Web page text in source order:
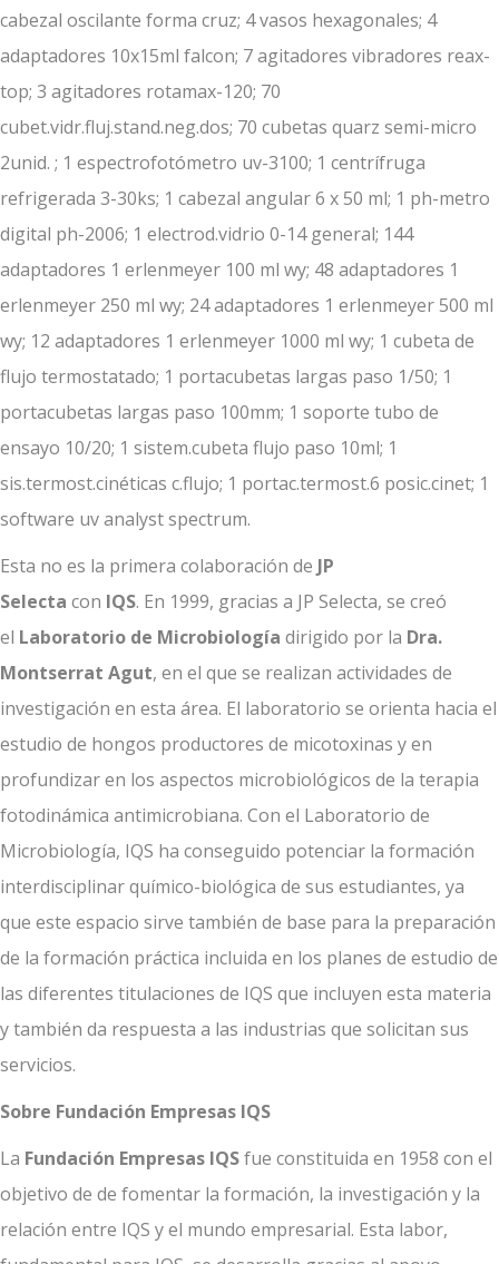
cabezal oscilante forma cruz; 4 vasos hexagonales; 4
adaptadores 10x15ml falcon; 7 agitadores vibradores reax-
top; 3 agitadores rotamax-120; 70
cubet.vidr.fluj.stand.neg.dos; 70 cubetas quarz semi-micro
2unid. ; 1 espectrofotómetro uv-3100; 1 centrífruga
refrigerada 3-30ks; 1 cabezal angular 6 x 50 ml; 1 ph-metro
digital ph-2006; 1 electrod.vidrio 0-14 general; 144
adaptadores 1 erlenmeyer 100 ml wy; 48 adaptadores 1
erlenmeyer 250 ml wy; 24 adaptadores 1 erlenmeyer 500 ml
wy; 12 adaptadores 1 erlenmeyer 1000 ml wy; 1 cubeta de
flujo termostatado; 1 portacubetas largas paso 1/50; 1
portacubetas largas paso 100mm; 1 soporte tubo de
ensayo 10/20; 1 sistem.cubeta flujo paso 10ml; 1
sis.termost.cinéticas c.flujo; 1 portac.termost.6 posic.cinet; 1
software uv analyst spectrum.
Esta no es la primera colaboración de JP
Selecta con IQS. En 1999, gracias a JP Selecta, se creó
el Laboratorio de Microbiología dirigido por la Dra.
Montserrat Agut, en el que se realizan actividades de
investigación en esta área. El laboratorio se orienta hacia el
estudio de hongos productores de micotoxinas y en
profundizar en los aspectos microbiológicos de la terapia
fotodinámica antimicrobiana. Con el Laboratorio de
Microbiología, IQS ha conseguido potenciar la formación
interdisciplinar químico-biológica de sus estudiantes, ya
que este espacio sirve también de base para la preparación
de la formación práctica incluida en los planes de estudio de
las diferentes titulaciones de IQS que incluyen esta materia
y también da respuesta a las industrias que solicitan sus
servicios.
Sobre Fundación Empresas IQS
La Fundación Empresas IQSfue constituida en 1958 con el
objetivo de de fomentar la formación, la investigación y la
relación entre IQS y el mundo empresarial. Esta labor,